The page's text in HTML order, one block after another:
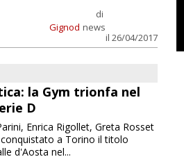
Gignod
di
news
il 26/04/2017
la Gym trionfa nel
D
Enrica Rigollet, Greta Rosset
a Torino il titolo
d'Aosta nel...